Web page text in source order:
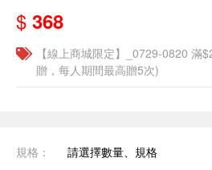
$ 368
【線上商城限定】_0729-0820 滿
贈，每人期間最高贈5次)
規格： 請選擇數量、規格